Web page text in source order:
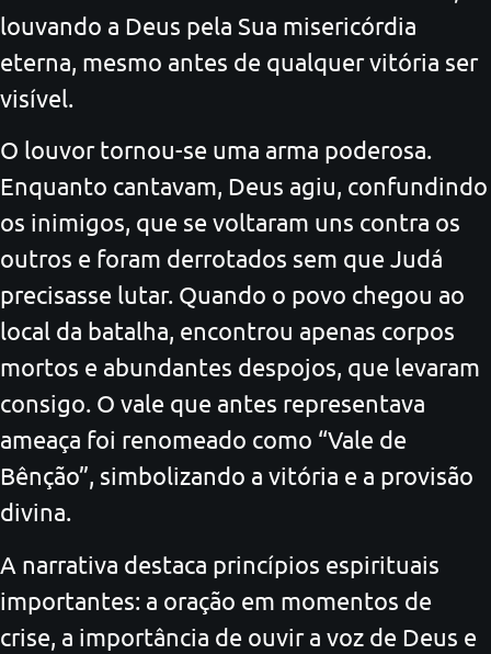
louvando a Deus pela Sua misericórdia
eterna, mesmo antes de qualquer vitória ser
visível.
O louvor tornou-se uma arma poderosa.
Enquanto cantavam, Deus agiu, confundindo
os inimigos, que se voltaram uns contra os
outros e foram derrotados sem que Judá
precisasse lutar. Quando o povo chegou ao
local da batalha, encontrou apenas corpos
mortos e abundantes despojos, que levaram
consigo. O vale que antes representava
ameaça foi renomeado como “Vale de
Bênção”, simbolizando a vitória e a provisão
divina.
A narrativa destaca princípios espirituais
importantes: a oração em momentos de
crise, a importância de ouvir a voz de Deus e